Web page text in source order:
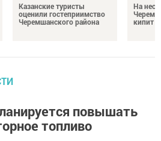
Казанские туристы
оценили гостеприимство
Черемшанского района
На
кипит
повышать
топливо